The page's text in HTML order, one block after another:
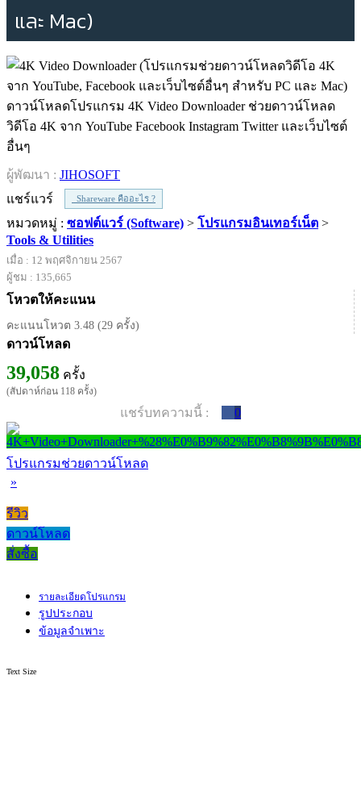
และ Mac)
ดาวน์โหลดโปรแกรม 4K Video Downloader ช่วยดาวน์โหลด
วิดีโอ 4K จาก YouTube Facebook Instagram Twitter และเว็บไซต์
อื่นๆ
ผู้พัฒนา : JIHOSOFT
แชร์แวร์
Shareware คืออะไร ?
หมวดหมู่ : ซอฟต์แวร์ (Software) > โปรแกรมอินเทอร์เน็ต >
Tools & Utilities
เมื่อ : 12 พฤศจิกายน 2567
ผู้ชม : 135,665
โหวตให้คะแนน
คะแนนโหวต 3.48 (29 ครั้ง)
ดาวน์โหลด
39,058 ครั้ง
(สัปดาห์ก่อน 118 ครั้ง)
แชร์บทความนี้ : 0
โปรแกรมช่วยดาวน์โหลด
»
รีวิว
ดาวน์โหลด
สั่งซื้อ
รายละเอียดโปรแกรม
รูปประกอบ
ข้อมูลจำเพาะ
Text Size